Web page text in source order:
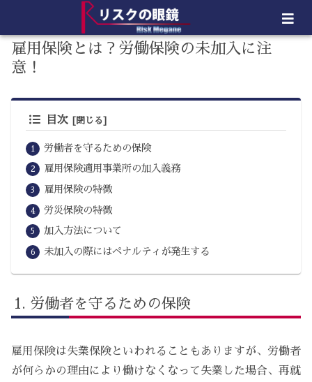
雇用保険とは？労働保険の未加入に注
意！
目次
労働者を守るための保険
雇用保険適用事業所の加入義務
雇用保険の特徴
労災保険の特徴
加入方法について
未加入の際にはペナルティが発生する
労働者を守るための保険
雇用保険は失業保険といわれることもありますが、労働者
が何らかの理由により働けなくなって失業した場合、再就